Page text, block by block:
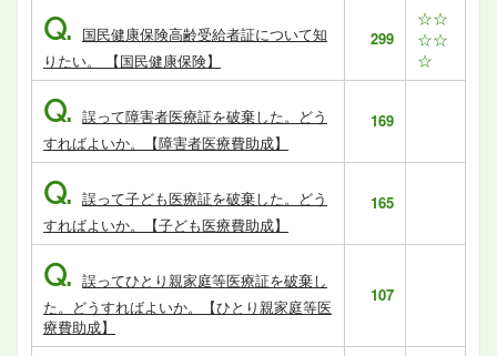
Q. 国民健康保険高齢受給者証について知
りたい。 【国民健康保険】
299
☆☆
☆☆
☆
Q. 誤って障害者医療証を破棄した。どう
すればよいか。【障害者医療費助成】
169
Q. 誤って子ども医療証を破棄した。どう
すればよいか。【子ども医療費助成】
165
Q. 誤ってひとり親家庭等医療証を破棄し
た。どうすればよいか。【ひとり親家庭等医
療費助成】
107